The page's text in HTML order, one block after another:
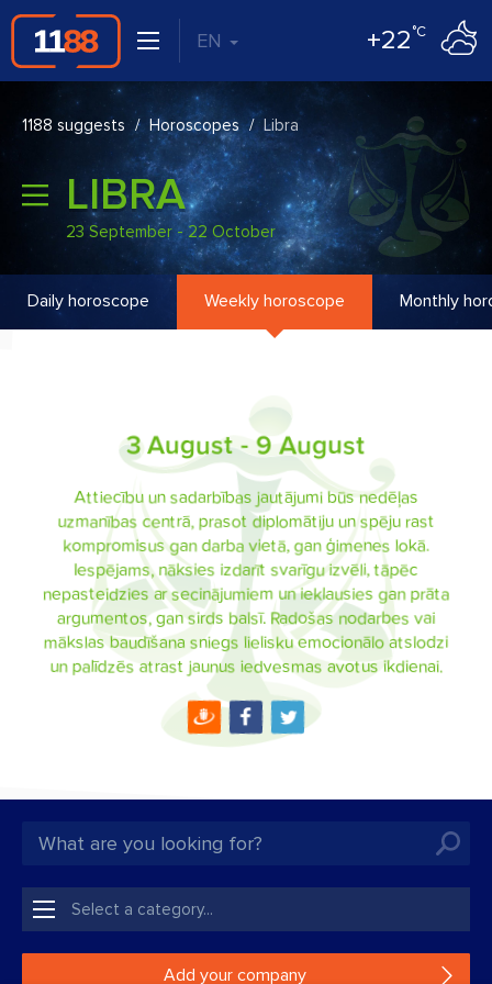
EN +22°C
1188 suggests Horoscopes Libra
LIBRA
23 September - 22 October
Daily horoscope Weekly horoscope Monthly
3 August - 9 August
Attiecību un sadarbības jautājumi būs nedēļas
uzmanības centrā, prasot diplomātiju un spēju rast
kompromisus gan darba vietā, gan ģimenes lokā.
Iespējams, nāksies izdarīt svarīgu izvēli, tāpēc
nepasteidzies ar secinājumiem un ieklausies gan prāta
argumentos, gan sirds balsī. Radošas nodarbes vai
mākslas baudīšana sniegs lielisku emocionālo atslodzi
un palīdzēs atrast jaunus iedvesmas avotus ikdienai.
Add your company